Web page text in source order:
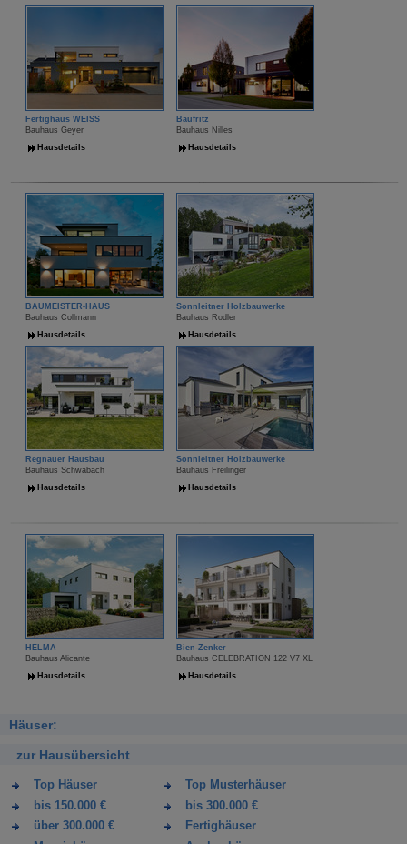
Fertighaus WEISS
Bauhaus Geyer
Hausdetails
Baufritz
Bauhaus Nilles
Hausdetails
BAUMEISTER-HAUS
Bauhaus Collmann
Hausdetails
Sonnleitner Holzbauwerke
Bauhaus Rodler
Hausdetails
Regnauer Hausbau
Bauhaus Schwabach
Hausdetails
Sonnleitner Holzbauwerke
Bauhaus Freilinger
Hausdetails
HELMA
Bauhaus Alicante
Hausdetails
Bien-Zenker
Bauhaus CELEBRATION 122 V7 XL
Hausdetails
Häuser:
zur Hausübersicht
Top Häuser
Top Musterhäuser
bis 150.000 €
bis 300.000 €
über 300.000 €
Fertighäuser